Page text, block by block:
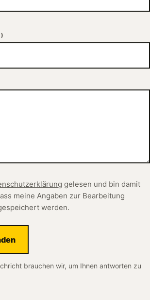
gelesen und bin damit
meine Angaben zur Bearbeitung
werden.
brauchen wir, um Ihnen antworten zu